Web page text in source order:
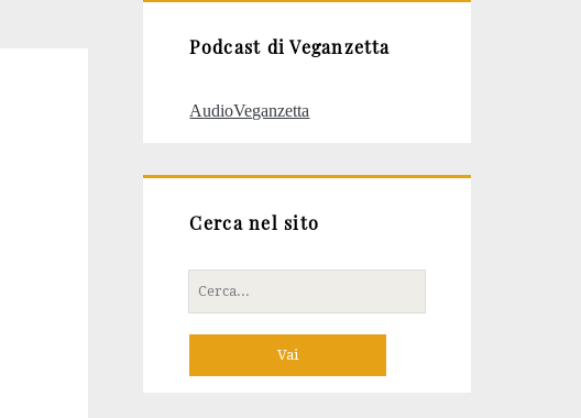
Podcast di Veganzetta
AudioVeganzetta
Cerca nel sito
Cerca
per: